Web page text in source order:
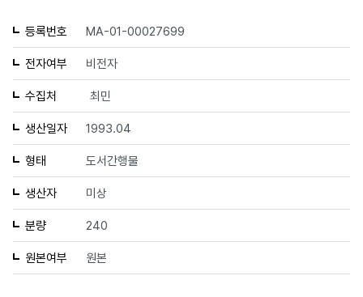
등록번호 MA-01-00027699
전자여부 비전자
수집처 최민
생산일자 1993.04
형태 도서간행물
생산자 미상
분량 240
원본여부 원본